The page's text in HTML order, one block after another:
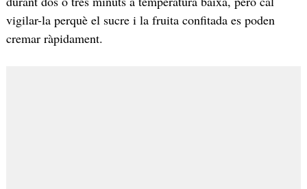
vigilar-la perquè el sucre i la fruita confitada es poden
cremar ràpidament.